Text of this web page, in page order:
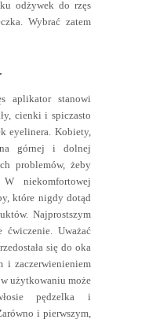
odżywek do rzęs
Wybrać zatem
aplikator stanowi
cienki i spiczasto
eyelinera. Kobiety,
górnej i dolnej
problemów, żeby
niekomfortowej
które nigdy dotąd
Najprostszym
ćwiczenie. Uważać
się do oka
i zaczerwienieniem
użytkowaniu może
pędzelka i
i pierwszym,